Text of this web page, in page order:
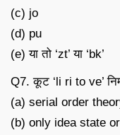
(c) jo
(d) pu
(e) या तो ‘zt’ या ‘bk’
Q7. कूट ‘li ri to ve’
(a) serial order
(b) only idea state